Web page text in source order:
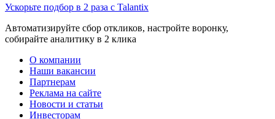
Ускорьте подбор в 2 раза с Talantix
Автоматизируйте сбор откликов, настройте воронку,
собирайте аналитику в 2 клика
О компании
Наши вакансии
Партнерам
Реклама на сайте
Новости и статьи
Инвесторам